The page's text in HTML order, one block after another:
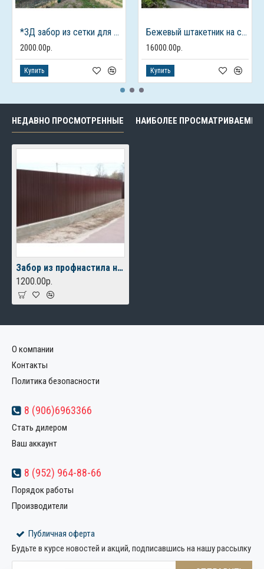
*3Д забор из сетки для дачного дома
2000.00р.
Купить
Бежевый штакетник на столбах из кирпича
16000.00р.
Купить
НЕДАВНО ПРОСМОТРЕННЫЕ НАИБОЛЕЕ ПРОСМАТРИВАЕМЫЕ
Забор из профнастила на ленточном фундаменте
1200.00р.
О компании
Контакты
Политика безопасности
8 (906)6963366
Стать дилером
Ваш аккаунт
8 (952) 964-88-66
Порядок работы
Производители
Публичная оферта
Будьте в курсе новостей и акций, подписавшись на нашу рассылку